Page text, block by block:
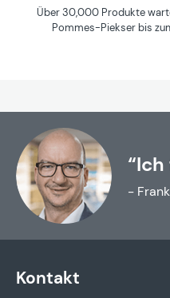
Über 30,000 Produkte
Pommes-Piekser bis
-
Kontakt